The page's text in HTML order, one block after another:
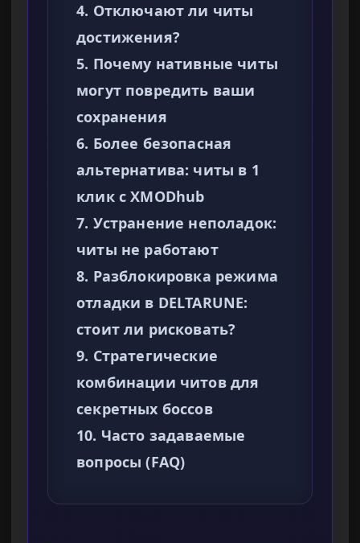
4. Отключают ли читы
достижения?
5. Почему нативные читы
могут повредить ваши
сохранения
6. Более безопасная
альтернатива: читы в 1
клик с XMODhub
7. Устранение неполадок:
читы не работают
8. Разблокировка режима
отладки в DELTARUNE:
стоит ли рисковать?
9. Стратегические
комбинации читов для
секретных боссов
10. Часто задаваемые
вопросы (FAQ)